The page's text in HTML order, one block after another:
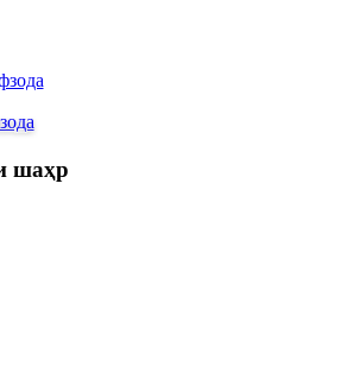
шаҳр